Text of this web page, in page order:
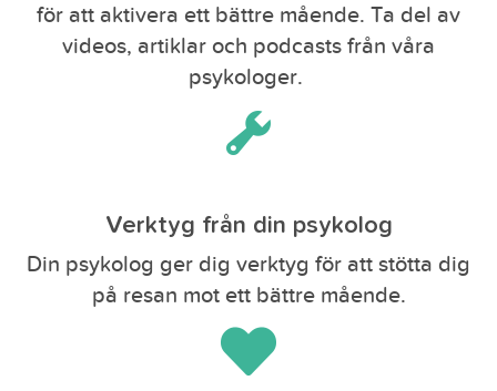
för att aktivera ett bättre mående. Ta del av
videos, artiklar och podcasts från våra
psykologer.
Verktyg från din psykolog
Din psykolog ger dig verktyg för att stötta dig
på resan mot ett bättre mående.